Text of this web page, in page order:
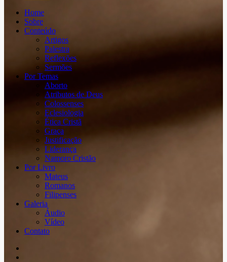
Home
Sobre
Conteúdo
Artigos
Palestra
Reflexões
Sermões
Por Temas
Aborto
Atributos de Deus
Colossenses
Eclesiologia
Ética Cristã
Graça
Justificação
Liderança
Namoro Cristão
Por Livro
Mateus
Romanos
Filipenses
Galeria
Áudio
Vídeo
Contato